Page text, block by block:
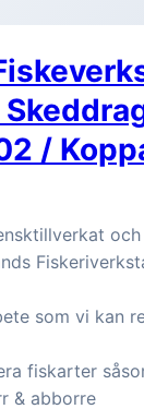
/
som vi kan
fiskarter
& abborre